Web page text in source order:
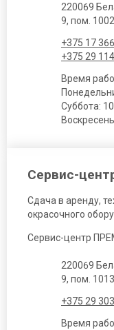
220069
9, пом. 1002
+375 17
+375 29
Время
Суббота:
Сервис-
Сдача в аренду,
окрасочного
Сервис-центр
220069
9, пом. 1013
+375 29
Время